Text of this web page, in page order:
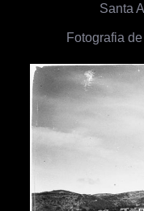
Santa
Fotografia